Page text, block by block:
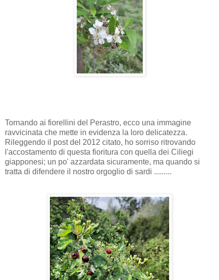
Tornando ai fiorellini del Perastro, ecco una immagine
ravvicinata che mette in evidenza la loro delicatezza.
Rileggendo il post del 2012 citato, ho sorriso ritrovando
l'accostamento di questa fioritura con quella dei Ciliegi
giapponesi; un po' azzardata sicuramente, ma quando si
tratta di difendere il nostro orgoglio di sardi .........